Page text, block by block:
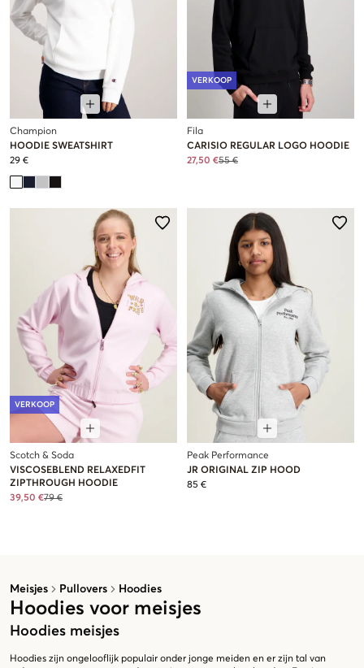
Meisjes Pullovers Hoodies
Hoodies voor meisjes
Hoodies meisjes
Hoodies zijn ongelooflijk populair onder jonge meiden en er zijn tal van
Champion
HOODIE SWEATSHIRT
29 €
VERKOOP
Fila
CARISIO REGULAR LOGO HOODIE
27,50 €55 €
VERKOOP
Scotch & Soda
VISCOSEBLEND RELAXEDFIT
ZIPTHROUGH HOODIE
39,50 €79 €
Peak Performance
JR ORIGINAL ZIP HOOD
85 €